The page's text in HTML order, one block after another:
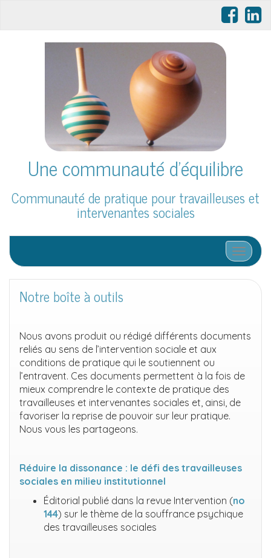
Une communauté d'équilibre
Communauté de pratique pour travailleuses et
intervenantes sociales
Notre boîte à outils
Nous avons produit ou rédigé différents documents
reliés au sens de l’intervention sociale et aux
conditions de pratique qui le soutiennent ou
l’entravent. Ces documents permettent à la fois de
mieux comprendre le contexte de pratique des
travailleuses et intervenantes sociales et, ainsi, de
favoriser la reprise de pouvoir sur leur pratique.
Nous vous les partageons.
Réduire la dissonance : le défi des travailleuses
sociales en milieu institutionnel
Éditorial publié dans la revue Intervention (no
144) sur le thème de la souffrance psychique
des travailleuses sociales